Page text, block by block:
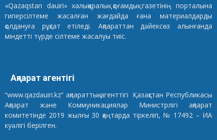
«Qazaqstan dauiri» халықаралық қоғамдық газетінің порталына
гиперсілтеме жасалған жағдайда ғана материалдарды
қолдануға рұқсат етіледі. Ақпараттан дәйексөз алынғанда
міндетті түрде сілтеме жасалуы тиіс.
Ақпарат агентігі
“www.qazdauiri.kz” ақпараттық агенттігі Қазақстан Республикасы
Ақпарат және Коммуникациялар Министрлігі ақпарат
комитетінде 2019 жылғы 30 қаңтарда тіркеліп, № 17492 – ИА
куәлігі берілген.